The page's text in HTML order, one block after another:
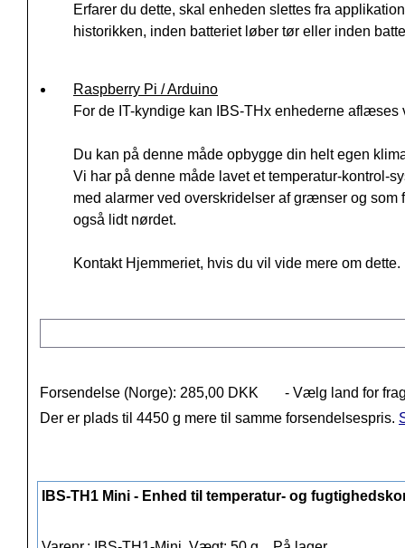
Erfarer du dette, skal enheden slettes fra
historikken, inden batteriet løber tør eller inden
Raspberry Pi / Arduino
For de IT-kyndige kan IBS-THx enhederne
Du kan på denne måde opbygge din helt egen
Vi har på denne måde lavet et temperatur-kontrol-
med alarmer ved overskridelser af grænser og
også lidt nørdet.
Kontakt Hjemmeriet, hvis du vil vide mere om dette.
Forsendelse (Norge): 285,00 DKK
- Vælg land for
Der er plads til 4450 g mere til samme forsendelsespris.
IBS-TH1 Mini - Enhed til temperatur- og